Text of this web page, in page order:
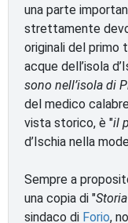
una parte
strettamente
originali del primo
acque dell’isola
sono nell’isola di
del medico
vista storico, è "il
d’Ischia nella
Sempre a
una copia di "
sindaco di Forio,